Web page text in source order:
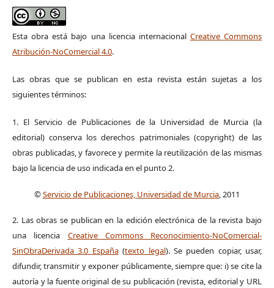
Esta obra está bajo una licencia internacional Creative Commons
Atribución-NoComercial 4.0.
Las obras que se publican en esta revista están sujetas a los
siguientes términos:
1. El Servicio de Publicaciones de la Universidad de Murcia (la
editorial) conserva los derechos patrimoniales (copyright) de las
obras publicadas, y favorece y permite la reutilización de las mismas
bajo la licencia de uso indicada en el punto 2.
©Servicio de Publicaciones, Universidad de Murcia, 2011
2. Las obras se publican en la edición electrónica de la revista bajo
una licencia Creative Commons Reconocimiento-NoComercial-
SinObraDerivada 3.0 España(texto legal). Se pueden copiar, usar,
difundir, transmitir y exponer públicamente, siempre que: i) se cite la
autoría y la fuente original de su publicación (revista, editorial y URL